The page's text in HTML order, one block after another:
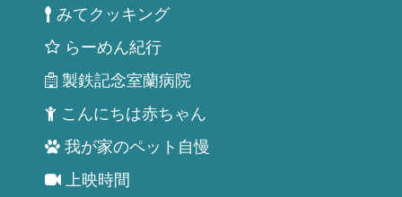
みてクッキング
らーめん紀行
製鉄記念室蘭病院
こんにちは赤ちゃん
我が家のペット自慢
上映時間